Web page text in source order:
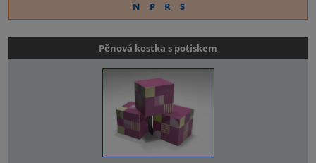
N P R S
Pěnová kostka s potiskem